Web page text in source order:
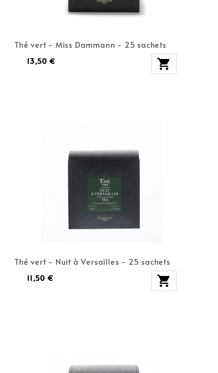
Thé vert - Miss Dammann - 25 sachets
13,50 € 
Thé vert - Nuit à Versailles - 25 sachets
11,50 € 